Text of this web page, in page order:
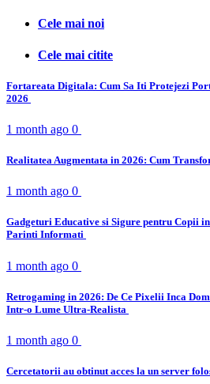
Cele mai noi
Cele mai citite
Fortareata Digitala: Cum Sa Iti Protejezi
2026
1 month ago 0
Realitatea Augmentata in 2026: Cum
1 month ago 0
Gadgeturi Educative si Sigure pentru Copii
Parinti Informati
1 month ago 0
Retrogaming in 2026: De Ce Pixelii Inca
Intr-o Lume Ultra-Realista
1 month ago 0
Cercetatorii au obtinut acces la un server